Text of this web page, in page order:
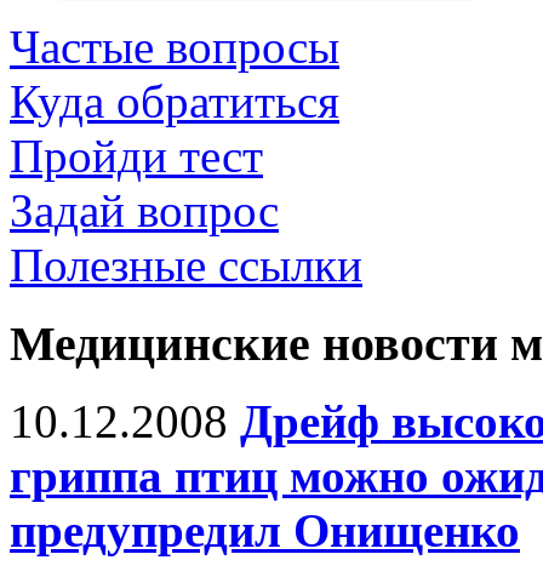
Частые вопросы
Куда обратиться
Пройди тест
Задай вопрос
Полезные ссылки
Медицинские новости
10.12.2008 Дрейф
гриппа птиц можно
предупредил Онищенко